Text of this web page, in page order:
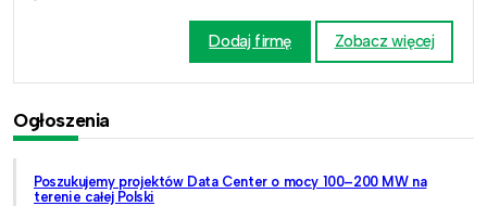
Dodaj firmę Zobacz więcej
Ogłoszenia
Poszukujemy projektów Data Center o mocy 100–200 MW na
terenie całej Polski